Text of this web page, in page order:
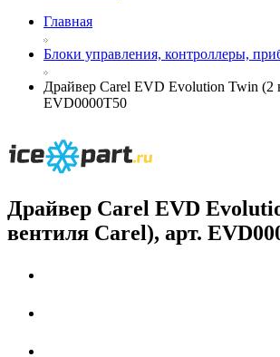
Главная
Блоки управления, контроллеры,
Драйвер Carel EVD Evolution Twin (2
EVD0000T50
Драйвер Carel EVD
вентиля Carel), арт.